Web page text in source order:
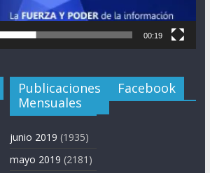
00:19
Publicaciones
Mensuales
junio 2019 (1935)
mayo 2019 (2181)
Facebook